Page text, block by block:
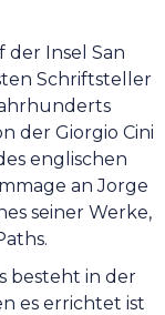
der Insel San
Schriftsteller
der Giorgio Cini
englischen
an Jorge
seiner Werke,
besteht in der
es errichtet ist